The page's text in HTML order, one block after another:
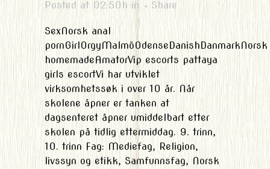
Posted at 02:50h in Share
SexNorsk anal
pornGirlOrgyMalmöOdenseDanishDanmarkNorsk
homemadeAmatorVip escorts pattaya
girls escortVi har utviklet
virksomhetssøk i over 10 år. Når
skolene åpner er tanken at
dagsenteret åpner umiddelbart etter
skolen på tidlig ettermiddag. 9. trinn,
10. trinn Fag: Mediefag, Religion,
livssyn og etikk, Samfunnsfag, Norsk